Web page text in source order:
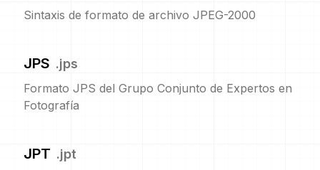
Sintaxis de formato de archivo JPEG-2000
JPS .jps
Formato JPS del Grupo Conjunto de Expertos en
Fotografía
JPT .jpt